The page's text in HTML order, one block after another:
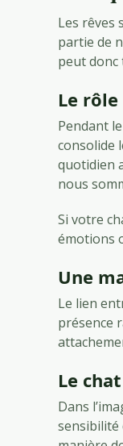
Les rêves
partie de
peut donc
Le
Pendant
consolide
quotidien
nous
Si votre
émotions
Une
Le lien
présence
Le
Dans
sensibilité